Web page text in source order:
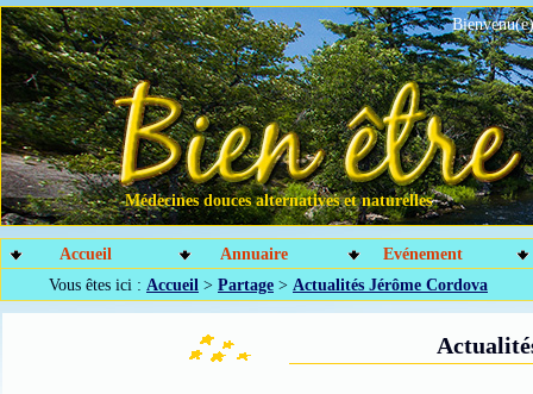
Médecines douces alternatives et naturelles
Accueil Annuaire
Evénement
Vous êtes ici : Accueil > Partage > Actualités Jérôme Cordova